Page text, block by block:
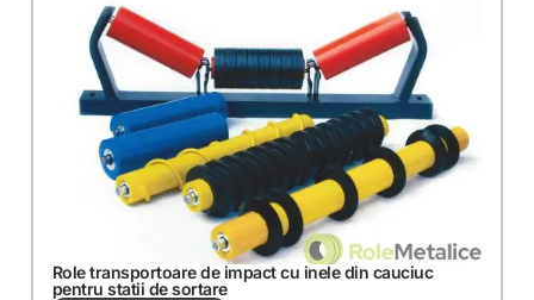
Role transportoare de impact cu inele din cauciuc
pentru statii de sortare